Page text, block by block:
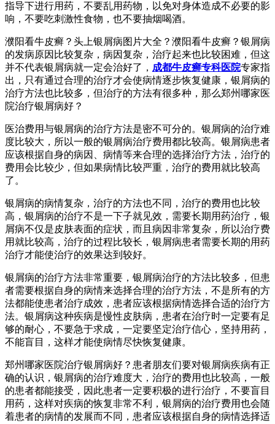
指导下进行用药，不要乱用药物，以免对身体造成不必要的影
响，不要吃刺激性食物，也不要抽烟喝酒。
濮阳看牛皮癣？头上银屑病图片大全？濮阳看牛皮癣？银屑病
的发病原因比较复杂，病因复杂，治疗起来也比较困难，但这
并不代表银屑病就一定会治好了， 成都牛皮癣专科医院专家指
出，只有通过合理的治疗才会使病情逐步恢复健康，银屑病的
治疗方法也比较多，但治疗的方法有很多种，那么郑州哪家医
院治疗银屑病好？
医治费用与银屑病的治疗方法是密不可分的。银屑病的治疗难
度比较大，所以一般的银屑病治疗费用都比较高。银屑病患者
应该根据自身的病因、病情等来合理的选择治疗方法，治疗的
费用会比较少，但如果病情比较严重，治疗的费用就比较高
了。
银屑病的病情复杂，治疗的方法也不同，治疗的费用也比较
高，银屑病的治疗不是一下子就见效，需要长期用药治疗，银
屑病不仅是皮肤表面的症状，而且病因非常复杂，所以治疗费
用就比较高，治疗的过程比较长，银屑病患者需要长期的用药
治疗才能使治疗的效果达到较好。
银屑病的治疗方法非常重要，银屑病治疗的方法比较多，但患
者需要根据自身的病情来选择合理的治疗方法，不是所有的方
法都能使患者治疗成效，患者应该根据病情选择合适的治疗方
法。银屑病这种疾病是慢性皮肤病，患者在治疗时一定要有足
够的耐心，不要急于求成，一定要坚定治疗信心，坚持用药，
不能盲目，这样才能使病情尽快恢复健康。
郑州哪家医院治疗银屑病好？患者朋友们要对银屑病疾病有正
确的认识，银屑病的治疗难度大，治疗的费用也比较高，一般
的患者都能接受，因此患者一定要积极的进行治疗，不要盲目
用药，这样对疾病的恢复非常不利，银屑病的治疗费用也会随
着患者的病情的发展而不同，患者应该根据自身的病情选择适